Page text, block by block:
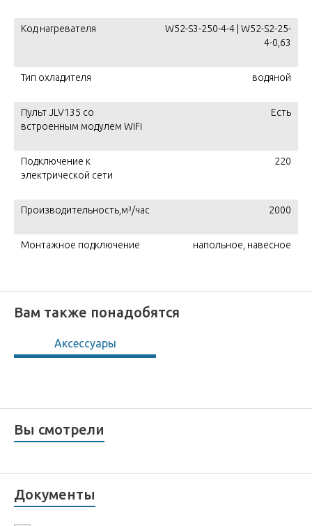
Код нагревателя
W52-S3-250-4-4 | W52-S2-25-
4-0,63
Тип охладителя водяной
Пульт JLV135 со
встроенным модулем WiFi
Есть
Подключение к
электрической сети
220
Производительность,м³/час 2000
Монтажное подключение напольное, навесное
Вам также понадобятся
Аксессуары
Вы смотрели
Документы